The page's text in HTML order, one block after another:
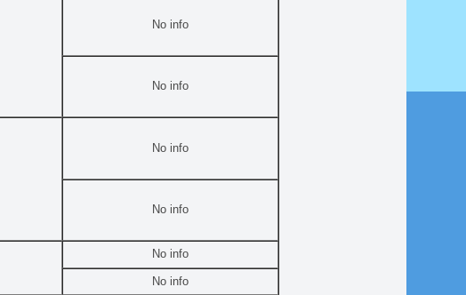
No info
No info
No info
No info
No info
No info